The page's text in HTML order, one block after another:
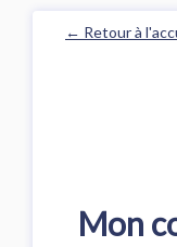
← Retour à
Mon